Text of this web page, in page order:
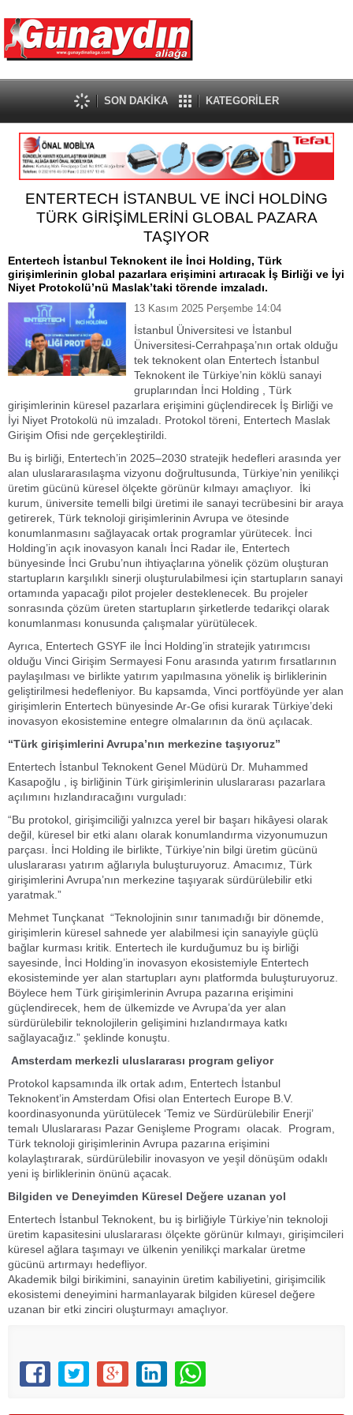
SON DAKİKA KATEGORİLER
ENTERTECH İSTANBUL VE İNCİ HOLDİNG
TÜRK GİRİŞİMLERİNİ GLOBAL PAZARA
TAŞIYOR
Entertech İstanbul Teknokent ile İnci Holding, Türk
girişimlerinin global pazarlara erişimini artıracak İş Birliği ve İyi
Niyet Protokolü’nü Maslak’taki törende imzaladı.
13 Kasım 2025 Perşembe 14:04
İstanbul Üniversitesi ve İstanbul
Üniversitesi-Cerrahpaşa’nın ortak olduğu
tek teknokent olan Entertech İstanbul
Teknokent ile Türkiye’nin köklü sanayi
gruplarından İnci Holding , Türk
girişimlerinin küresel pazarlara erişimini güçlendirecek İş Birliği ve
İyi Niyet Protokolü nü imzaladı. Protokol töreni, Entertech Maslak
Girişim Ofisi nde gerçekleştirildi.
Bu iş birliği, Entertech’in 2025–2030 stratejik hedefleri arasında yer
alan uluslararasılaşma vizyonu doğrultusunda, Türkiye’nin yenilikçi
üretim gücünü küresel ölçekte görünür kılmayı amaçlıyor. İki
kurum, üniversite temelli bilgi üretimi ile sanayi tecrübesini bir araya
getirerek, Türk teknoloji girişimlerinin Avrupa ve ötesinde
konumlanmasını sağlayacak ortak programlar yürütecek. İnci
Holding’in açık inovasyon kanalı İnci Radar ile, Entertech
bünyesinde İnci Grubu’nun ihtiyaçlarına yönelik çözüm oluşturan
startupların karşılıklı sinerji oluşturulabilmesi için startupların sanayi
ortamında yapacağı pilot projeler desteklenecek. Bu projeler
sonrasında çözüm üreten startupların şirketlerde tedarikçi olarak
konumlanması konusunda çalışmalar yürütülecek.
Ayrıca, Entertech GSYF ile İnci Holding’in stratejik yatırımcısı
olduğu Vinci Girişim Sermayesi Fonu arasında yatırım fırsatlarının
paylaşılması ve birlikte yatırım yapılmasına yönelik iş birliklerinin
geliştirilmesi hedefleniyor. Bu kapsamda, Vinci portföyünde yer alan
girişimlerin Entertech bünyesinde Ar-Ge ofisi kurarak Türkiye’deki
inovasyon ekosistemine entegre olmalarının da önü açılacak.
“Türk girişimlerini Avrupa’nın merkezine taşıyoruz”
Entertech İstanbul Teknokent Genel Müdürü Dr. Muhammed
Kasapoğlu , iş birliğinin Türk girişimlerinin uluslararası pazarlara
açılımını hızlandıracağını vurguladı:
“Bu protokol, girişimciliği yalnızca yerel bir başarı hikâyesi olarak
değil, küresel bir etki alanı olarak konumlandırma vizyonumuzun
parçası. İnci Holding ile birlikte, Türkiye’nin bilgi üretim gücünü
uluslararası yatırım ağlarıyla buluşturuyoruz. Amacımız, Türk
girişimlerini Avrupa’nın merkezine taşıyarak sürdürülebilir etki
yaratmak.”
Mehmet Tunçkanat “Teknolojinin sınır tanımadığı bir dönemde,
girişimlerin küresel sahnede yer alabilmesi için sanayiyle güçlü
bağlar kurması kritik. Entertech ile kurduğumuz bu iş birliği
sayesinde, İnci Holding’in inovasyon ekosistemiyle Entertech
ekosisteminde yer alan startupları aynı platformda buluşturuyoruz.
Böylece hem Türk girişimlerinin Avrupa pazarına erişimini
güçlendirecek, hem de ülkemizde ve Avrupa’da yer alan
sürdürülebilir teknolojilerin gelişimini hızlandırmaya katkı
sağlayacağız.” şeklinde konuştu.
Amsterdam merkezli uluslararası program geliyor
Protokol kapsamında ilk ortak adım, Entertech İstanbul
Teknokent’in Amsterdam Ofisi olan Entertech Europe B.V.
koordinasyonunda yürütülecek ‘Temiz ve Sürdürülebilir Enerji’
temalı Uluslararası Pazar Genişleme Programı olacak. Program,
Türk teknoloji girişimlerinin Avrupa pazarına erişimini
kolaylaştırarak, sürdürülebilir inovasyon ve yeşil dönüşüm odaklı
yeni iş birliklerinin önünü açacak.
Bilgiden ve Deneyimden Küresel Değere uzanan yol
Entertech İstanbul Teknokent, bu iş birliğiyle Türkiye’nin teknoloji
üretim kapasitesini uluslararası ölçekte görünür kılmayı, girişimcileri
küresel ağlara taşımayı ve ülkenin yenilikçi markalar üretme
gücünü artırmayı hedefliyor.
Akademik bilgi birikimini, sanayinin üretim kabiliyetini, girişimcilik
ekosistemi deneyimini harmanlayarak bilgiden küresel değere
uzanan bir etki zinciri oluşturmayı amaçlıyor.